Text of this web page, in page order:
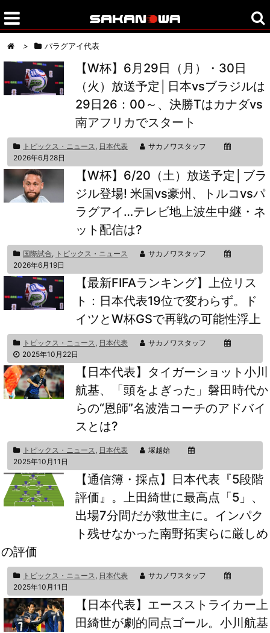
> パラグアイ代表
【W杯】6月29日（月）・30日
（火）放送予定│日本vsブラジルは
29日26：00～、決勝Tはカナダvs
南アフリカでスタート
トピックス・ニュース, 日本代表
サカノワスタッフ
2026年6月28日
【W杯】6/20（土）放送予定│ブラ
ジル登場! 米国vs豪州、トルコvsパ
ラグアイ…テレビ地上波生中継・ネ
ット配信は?
国際試合, トピックス・ニュース
サカノワスタッフ
2026年6月19日
【最新FIFAランキング】上位リス
ト：日本代表19位で変わらず。ド
イツとW杯GSで再戦の可能性浮上
トピックス・ニュース, 日本代表
サカノワスタッフ
2025年10月22日
【日本代表】タイガーショット小川
航基、「頭をよぎった」磐田時代か
らの“恩師”名波浩コーチのアドバイ
スとは?
トピックス・ニュース, 日本代表
塚越始
2025年10月11日
【通信簿・採点】日本代表『5段階
評価』。上田綺世に最高点「5」、
出場7分間だが救世主に。インパク
ト残せなかった南野拓実らに厳しめ
の評価
トピックス・ニュース, 日本代表
サカノワスタッフ
2025年10月11日
【日本代表】エースストライカー上
田綺世が劇的同点ゴール。小川航基